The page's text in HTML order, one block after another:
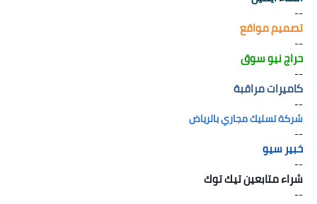
--
تصميم مواقع
--
حراج نيو سوق
--
كاميرات مراقبة
--
شركة تسليك مجاري بالرياض
--
خبير سيو
--
شراء متابعين تيك توك
--